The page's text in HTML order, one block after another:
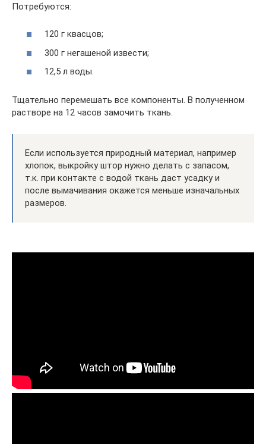
Потребуются:
120 г квасцов;
300 г негашеной извести;
12,5 л воды.
Тщательно перемешать все компоненты. В полученном
растворе на 12 часов замочить ткань.
Если используется природный материал, например
хлопок, выкройку штор нужно делать с запасом,
т.к. при контакте с водой ткань даст усадку и
после вымачивания окажется меньше изначальных
размеров.